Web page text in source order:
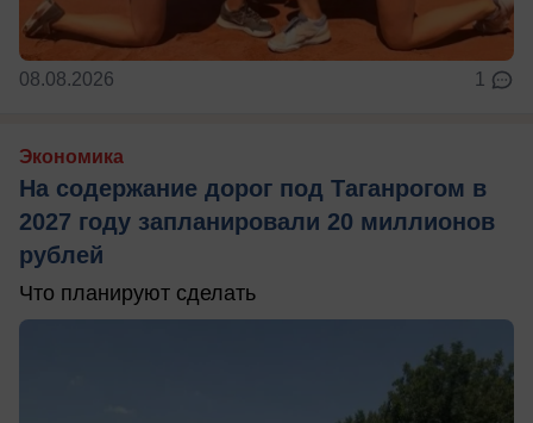
08.08.2026 1
Экономика
На содержание дорог под Таганрогом в
2027 году запланировали 20 миллионов
рублей
Что планируют сделать